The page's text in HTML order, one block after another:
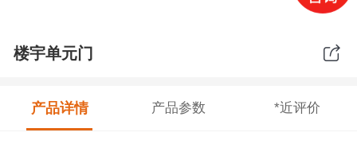
楼宇单元门
产品详情 产品参数 *近评价